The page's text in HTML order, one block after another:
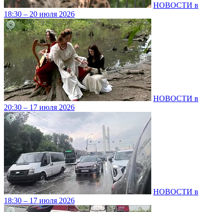
НОВОСТИ в
18:30 – 20 июля 2026
НОВОСТИ в
20:30 – 17 июля 2026
НОВОСТИ в
18:30 – 17 июля 2026